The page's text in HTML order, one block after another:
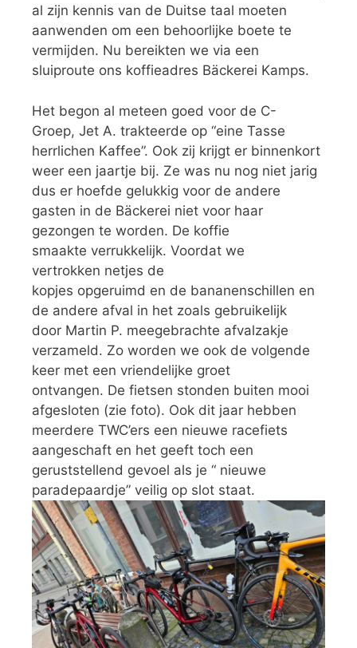
al zijn kennis van de Duitse taal moeten
aanwenden om een behoorlijke boete te
vermijden. Nu bereikten we via een
sluiproute ons koffieadres Bäckerei Kamps.
Het begon al meteen goed voor de C-
Groep, Jet A. trakteerde op “eine Tasse
herrlichen Kaffee”. Ook zij krijgt er binnenkort
weer een jaartje bij. Ze was nu nog niet jarig
dus er hoefde gelukkig voor de andere
gasten in de Bäckerei niet voor haar
gezongen te worden. De koffie
smaakte verrukkelijk. Voordat we
vertrokken netjes de
kopjes opgeruimd en de bananenschillen en
de andere afval in het zoals gebruikelijk
door Martin P. meegebrachte afvalzakje
verzameld. Zo worden we ook de volgende
keer met een vriendelijke groet
ontvangen. De fietsen stonden buiten mooi
afgesloten (zie foto). Ook dit jaar hebben
meerdere TWC’ers een nieuwe racefiets
aangeschaft en het geeft toch een
geruststellend gevoel als je “ nieuwe
paradepaardje” veilig op slot staat.